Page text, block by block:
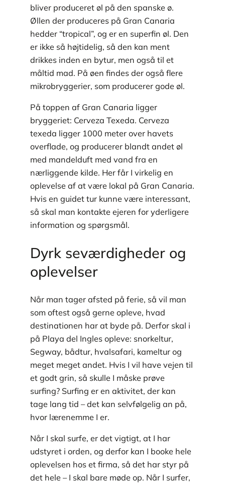
bliver produceret øl på den spanske ø.
Øllen der produceres på Gran Canaria
hedder “tropical”, og er en superfin øl. Den
er ikke så højtidelig, så den kan ment
drikkes inden en bytur, men også til et
måltid mad. På øen findes der også flere
mikrobryggerier, som producerer gode øl.
På toppen af Gran Canaria ligger
bryggeriet: Cerveza Texeda. Cerveza
texeda ligger 1000 meter over havets
overflade, og producerer blandt andet øl
med mandelduft med vand fra en
nærliggende kilde. Her får I virkelig en
oplevelse af at være lokal på Gran Canaria.
Hvis en guidet tur kunne være interessant,
så skal man kontakte ejeren for yderligere
information og spørgsmål.
Dyrk seværdigheder og
oplevelser
Når man tager afsted på ferie, så vil man
som oftest også gerne opleve, hvad
destinationen har at byde på. Derfor skal i
på Playa del Ingles opleve: snorkeltur,
Segway, bådtur, hvalsafari, kameltur og
meget meget andet. Hvis I vil have vejen til
et godt grin, så skulle I måske prøve
surfing? Surfing er en aktivitet, der kan
tage lang tid – det kan selvfølgelig an på,
hvor lærenemme I er.
Når I skal surfe, er det vigtigt, at I har
udstyret i orden, og derfor kan I booke hele
oplevelsen hos et firma, så det har styr på
det hele – I skal bare møde op. Når I surfer,